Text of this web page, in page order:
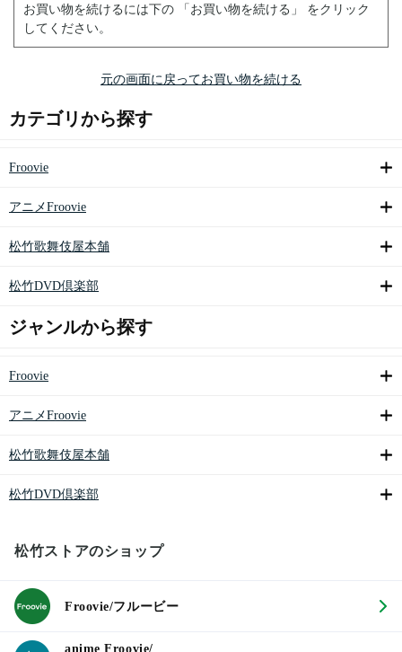
お買い物を続けるには下の 「お買い物を続ける」 をクリック
してください。
元の画面に戻ってお買い物を続ける
カテゴリから探す
Froovie
アニメFroovie
松竹歌舞伎屋本舗
松竹DVD倶楽部
ジャンルから探す
Froovie
アニメFroovie
松竹歌舞伎屋本舗
松竹DVD倶楽部
松竹ストアのショップ
Froovie/フルービー
anime Froovie/